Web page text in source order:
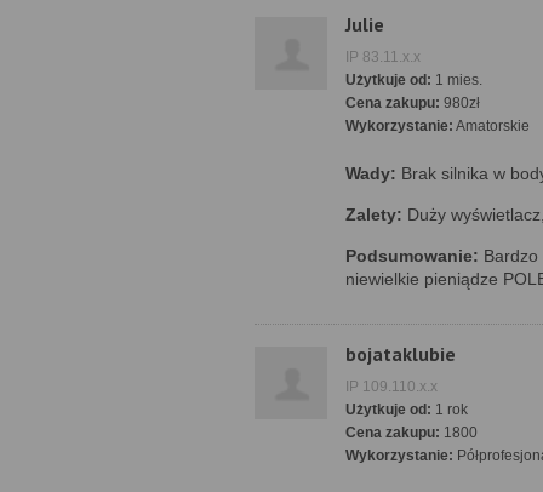
Julie
IP 83.11.x.x
Użytkuje od: 1 mies.
Cena zakupu: 980zł
Wykorzystanie: Amatorskie
Wady: Brak silnika w
Zalety: Duży
Podsumowanie:
niewielkie pieniądze
bojataklubie
IP 109.110.x.x
Użytkuje od: 1 rok
Cena zakupu: 1800
Wykorzystanie: